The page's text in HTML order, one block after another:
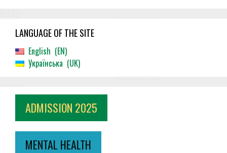
LANGUAGE OF THE SITE
English
EN
Українська
UK
ADMISSION 2025
MENTAL HEALTH